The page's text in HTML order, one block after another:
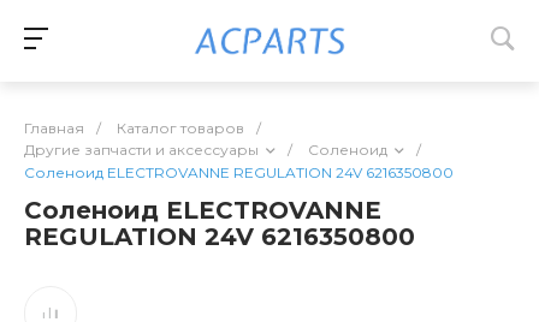
Главная / Каталог товаров
/
Другие запчасти и аксессуары
/ Соленоид
/
Соленоид ELECTROVANNE REGULATION 24V 6216350800
Соленоид ELECTROVANNE
REGULATION 24V 6216350800